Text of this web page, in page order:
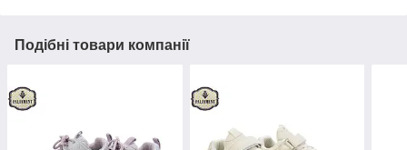
Подібні товари компанії